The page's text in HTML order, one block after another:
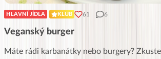
HLAVNÍ JÍDLA KLUB 61 6
Veganský burger
Máte rádi karbanátky nebo burgery?